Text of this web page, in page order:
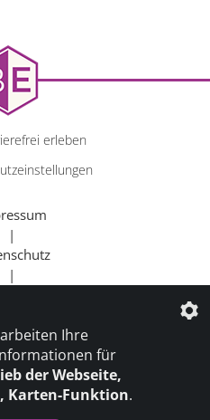
erleben
|
|
|
Rollstuhl
|
Ihre
für
der Webseite,
Karten-Funktion.